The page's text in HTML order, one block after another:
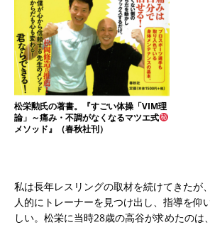
松栄勲氏の著書。『すごい体操「VIM理
論」～痛み・不調がなくなるマツエ式
メソッド』（春秋社刊）
私は長年レスリングの取材を続けてきたが
人的にトレーナーを見つけ出し、指導を仰
しい。松栄に当時28歳の高谷が求めたのは